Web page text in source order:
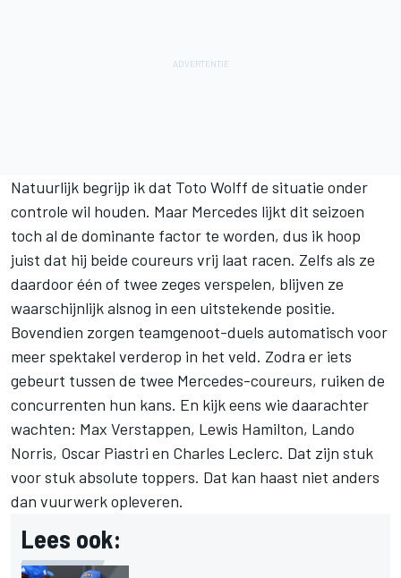
Natuurlijk begrijp ik dat Toto Wolff de situatie onder
controle wil houden. Maar Mercedes lijkt dit seizoen
toch al de dominante factor te worden, dus ik hoop
juist dat hij beide coureurs vrij laat racen. Zelfs als ze
daardoor één of twee zeges verspelen, blijven ze
waarschijnlijk alsnog in een uitstekende positie.
Bovendien zorgen teamgenoot-duels automatisch voor
meer spektakel verderop in het veld. Zodra er iets
gebeurt tussen de twee Mercedes-coureurs, ruiken de
concurrenten hun kans. En kijk eens wie daarachter
wachten: Max Verstappen, Lewis Hamilton, Lando
Norris, Oscar Piastri en Charles Leclerc. Dat zijn stuk
voor stuk absolute toppers. Dat kan haast niet anders
dan vuurwerk opleveren.
Lees ook: